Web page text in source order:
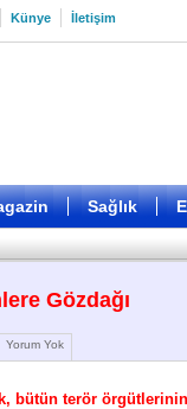
Künye İletişim
Sağlık
Gözdağı
Yorum Yok
bütün terör